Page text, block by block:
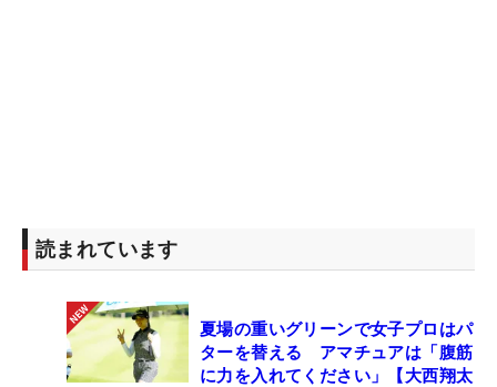
読まれています
夏場の重いグリーンで女子プロはパ
ターを替える アマチュアは「腹筋
に力を入れてください」【大西翔太